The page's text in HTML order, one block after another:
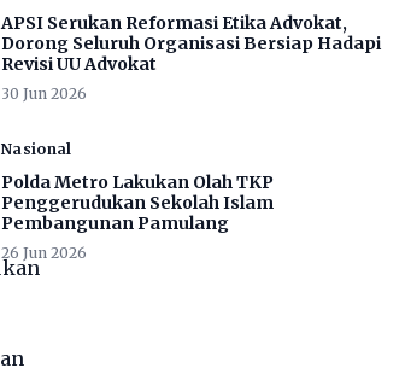
APSI Serukan Reformasi Etika Advokat,
Dorong Seluruh Organisasi Bersiap Hadapi
Revisi UU Advokat
30 Jun 2026
Nasional
Polda Metro Lakukan Olah TKP
Penggerudukan Sekolah Islam
Pembangunan Pamulang
26 Jun 2026